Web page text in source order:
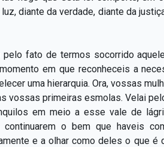
diante da verdade, diante da
fato de termos socorrido
em que reconheceis a
uma hierarquia. Ora, vossas
vossas primeiras esmolas. Velai
em meio a esse vale de
o bem que haveis
e a olhar como deles o que